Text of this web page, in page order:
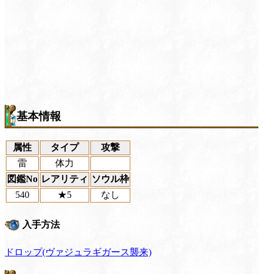
基本情報
属性 タイプ
攻撃
雷
体力
図鑑No レアリティ ソウル枠
540
★5 なし
入手方法
ドロップ(ヴァジュラギガース襲来)